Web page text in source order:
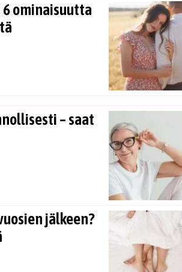
ominaisuutta
– saat
jälkeen?